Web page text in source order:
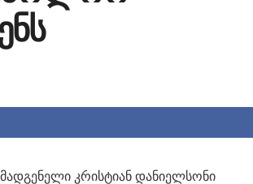
კრისტიან დანიელსონი